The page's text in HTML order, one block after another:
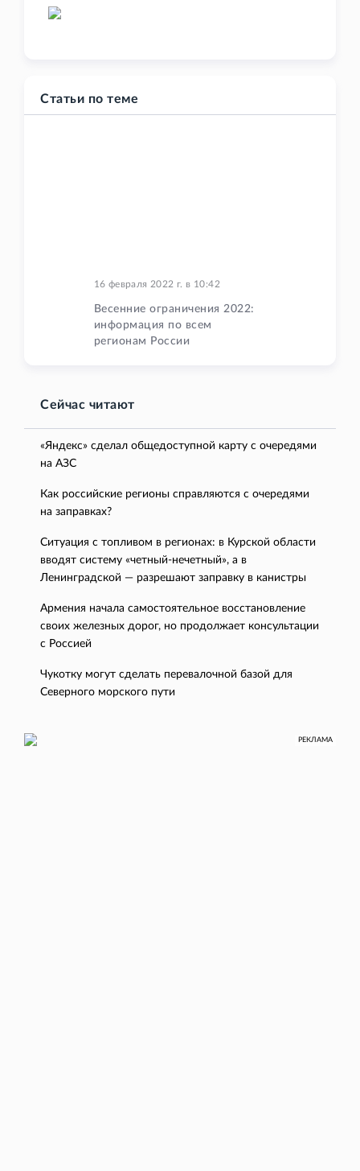
Статьи по теме
16 февраля 2022 г. в 10:42
Весенние ограничения 2022:
информация по всем
регионам России
Сейчас читают
«Яндекс» сделал общедоступной карту с очередями
на АЗС
Как российские регионы справляются с очередями
на заправках?
Ситуация с топливом в регионах: в Курской области
вводят систему «четный-нечетный», а в
Ленинградской — разрешают заправку в канистры
Армения начала самостоятельное восстановление
своих железных дорог, но продолжает консультации
с Россией
Чукотку могут сделать перевалочной базой для
Северного морского пути
РЕКЛАМА